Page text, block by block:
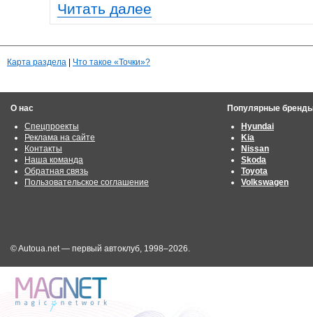
Читать далее
Карта раздела Что такое «Точки»?
О нас
Спецпроекты
Реклама на сайте
Контакты
Наша команда
Обратная связь
Пользовательское соглашение
Популярные
Hyundai
Kia
Nissan
Skoda
Toyota
Volkswagen
© Autoua.net — первый автоклуб, 1998–2026.